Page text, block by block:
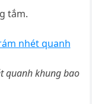
tắm.
quanh khung bao